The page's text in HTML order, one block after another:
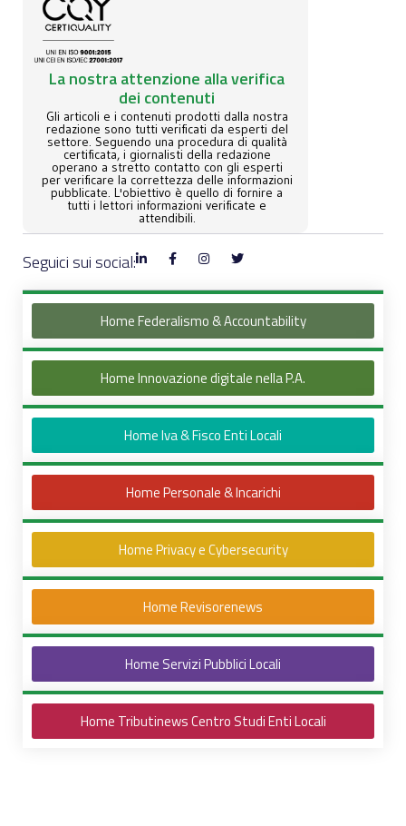
La nostra attenzione alla verifica
dei contenuti
Gli articoli e i contenuti prodotti dalla nostra
redazione sono tutti verificati da esperti del
settore. Seguendo una procedura di qualità
certificata, i giornalisti della redazione
operano a stretto contatto con gli esperti
per verificare la correttezza delle informazioni
pubblicate. L'obiettivo è quello di fornire a
tutti i lettori informazioni verificate e
attendibili.
Seguici sui social:
Home Federalismo & Accountability
Home Innovazione digitale nella P.A.
Home Iva & Fisco Enti Locali
Home Personale & Incarichi
Home Privacy e Cybersecurity
Home Revisorenews
Home Servizi Pubblici Locali
Home Tributinews Centro Studi Enti Locali